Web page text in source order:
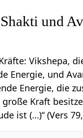
und
Vikshepa,
Energie, und
Energie, die
Kraft
ist (…)“ (Vers